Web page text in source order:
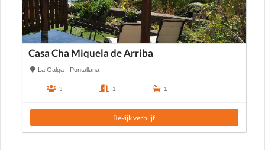
Casa Cha Miquela de Arriba
La Galga - Puntallana
3 1 1
Bekijk verblijf